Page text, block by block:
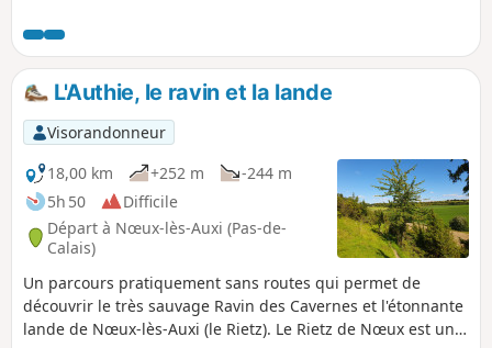
L'Authie, le ravin et la lande
Visorandonneur
18,00 km
+252 m
-244 m
5h 50
Difficile
Départ à Nœux-lès-Auxi (Pas-de-
Calais)
Un parcours pratiquement sans routes qui permet de
découvrir le très sauvage Ravin des Cavernes et l'étonnante
lande de Nœux-lès-Auxi (le Rietz). Le Rietz de Nœux est une